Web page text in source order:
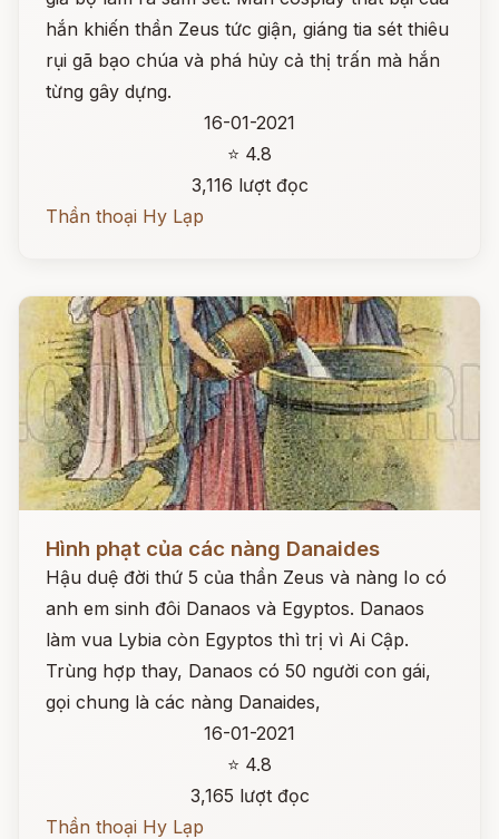
hắn khiến thần Zeus tức giận, giáng tia sét thiêu
rụi gã bạo chúa và phá hủy cả thị trấn mà hắn
từng gây dựng.
16-01-2021
⭐ 4.8
3,116 lượt đọc
Thần thoại Hy Lạp
Hình phạt của các nàng Danaides
Hậu duệ đời thứ 5 của thần Zeus và nàng Io có
anh em sinh đôi Danaos và Egyptos. Danaos
làm vua Lybia còn Egyptos thì trị vì Ai Cập.
Trùng hợp thay, Danaos có 50 người con gái,
gọi chung là các nàng Danaides,
16-01-2021
⭐ 4.8
3,165 lượt đọc
Thần thoại Hy Lạp